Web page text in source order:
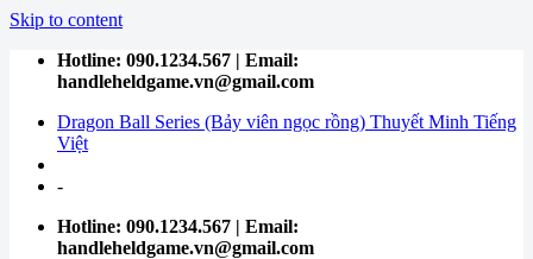
Skip to content
Hotline: 090.1234.567 | Email:
handleheldgame.vn@gmail.com
Dragon Ball Series (Bảy viên ngọc rồng) Thuyết Minh Tiếng
Việt
-
Hotline: 090.1234.567 | Email:
handleheldgame.vn@gmail.com